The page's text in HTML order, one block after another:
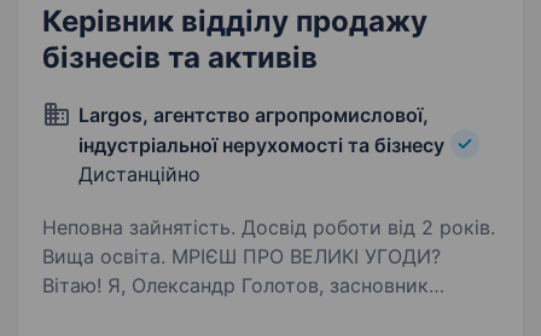
Керівник відділу продажу
бізнесів та активів
Largos, агентство агропромислової,
індустріальної нерухомості та бізнесу
Дистанційно
Неповна зайнятість. Досвід роботи від 2 років.
Вища освіта. МРІЄШ ПРО ВЕЛИКІ УГОДИ?
Вітаю! Я, Олександр Голотов, засновник